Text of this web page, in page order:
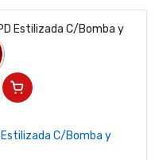
Estilizada C/Bomba y